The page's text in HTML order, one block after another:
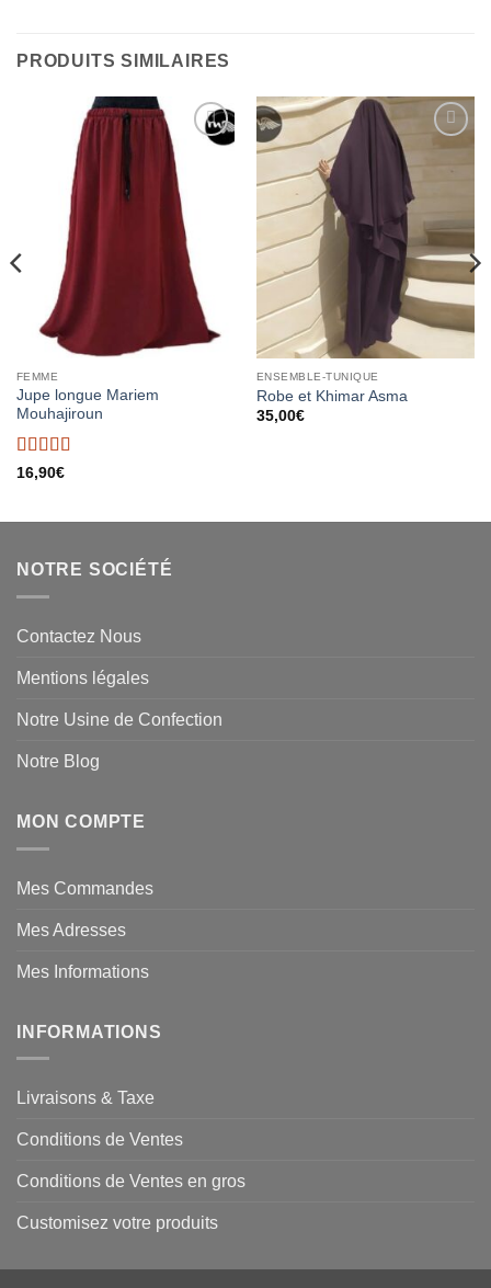
PRODUITS SIMILAIRES
à la liste
d’envies
FEMME
Jupe longue Mariem
Mouhajiroun
Note5sur 5
16,90€
Ajouter
ENSEMBLE-TUNIQUE
Robe et Khimar Asma
35,00€
NOTRE SOCIÉTÉ
Contactez Nous
Mentions légales
Notre Usine de Confection
Notre Blog
MON COMPTE
Mes Commandes
Mes Adresses
Mes Informations
INFORMATIONS
Livraisons & Taxe
Conditions de Ventes
Conditions de Ventes en gros
Customisez votre produits